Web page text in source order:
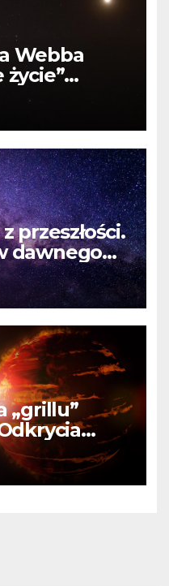
Webba
przeszłości.
dawnego
Układu
„grillu”
o HD